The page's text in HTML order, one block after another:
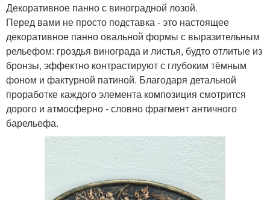
Декоративное панно с виноградной лозой.
Перед вами не просто подставка - это настоящее
декоративное панно овальной формы с выразительным
рельефом: гроздья винограда и листья, будто отлитые из
бронзы, эффектно контрастируют с глубоким тёмным
фоном и фактурной патиной. Благодаря детальной
проработке каждого элемента композиция смотрится
дорого и атмосферно - словно фрагмент античного
барельефа.